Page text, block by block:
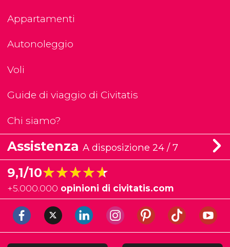
Appartamenti
Autonoleggio
Voli
Guide di viaggio di Civitatis
Chi siamo?
Assistenza A disposizione 24 / 7
9,1/10★★★★★
★★★★★
+5.000.000 opinioni di civitatis.com